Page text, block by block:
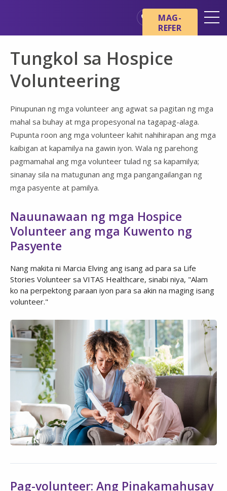
Mga Pangunahing Kaalaman
tungkol sa Hospice
Ang aming mga Serbisyo
Healthcare Professionals
Pamilya at Mga Tagapag-
alaga
MAG-
REFER
Tungkol sa Hospice
Volunteering
Pinupunan ng mga volunteer ang agwat sa pagitan ng mga
mahal sa buhay at mga propesyonal na tagapag-alaga.
Pupunta roon ang mga volunteer kahit nahihirapan ang mga
kaibigan at kapamilya na gawin iyon. Wala ng parehong
pagmamahal ang mga volunteer tulad ng sa kapamilya;
sinanay sila na matugunan ang mga pangangailangan ng
mga pasyente at pamilya.
Nauunawaan ng mga Hospice
Volunteer ang mga Kuwento ng
Pasyente
Nang makita ni Marcia Elving ang isang ad para sa Life
Stories Volunteer sa VITAS Healthcare, sinabi niya, "Alam
ko na perpektong paraan iyon para sa akin na maging isang
volunteer."
Pag-volunteer: Ang Pinakamahusay